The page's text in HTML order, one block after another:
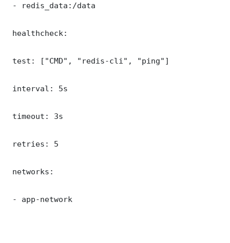
- redis_data:/data
healthcheck:
test: ["CMD", "redis-cli", "ping"]
interval: 5s
timeout: 3s
retries: 5
networks:
- app-network